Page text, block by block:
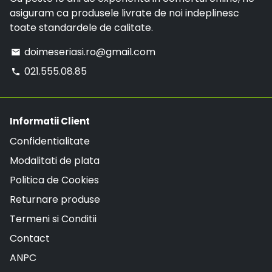
asiguram ca produsele livrate de noi indeplinesc
toate standardele de calitate.
email doimeseriasi.ro@gmail.com
phone 021.555.08.85
Informatii Client
Confidentialitate
Modalitati de plata
Politica de Cookies
Returnare produse
Termeni si Conditii
Contact
ANPC